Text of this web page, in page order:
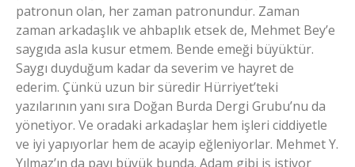
patronun olan, her zaman patronundur. Zaman
zaman arkadaşlık ve ahbaplık etsek de, Mehmet Bey’e
saygıda asla kusur etmem. Bende emeği büyüktür.
Saygı duyduğum kadar da severim ve hayret de
ederim. Çünkü uzun bir süredir Hürriyet’teki
yazılarının yanı sıra Doğan Burda Dergi Grubu’nu da
yönetiyor. Ve oradaki arkadaşlar hem işleri ciddiyetle
ve iyi yapıyorlar hem de acayip eğleniyorlar. Mehmet Y.
Yılmaz’ın da payı büyük bunda. Adam gibi iş istiyor